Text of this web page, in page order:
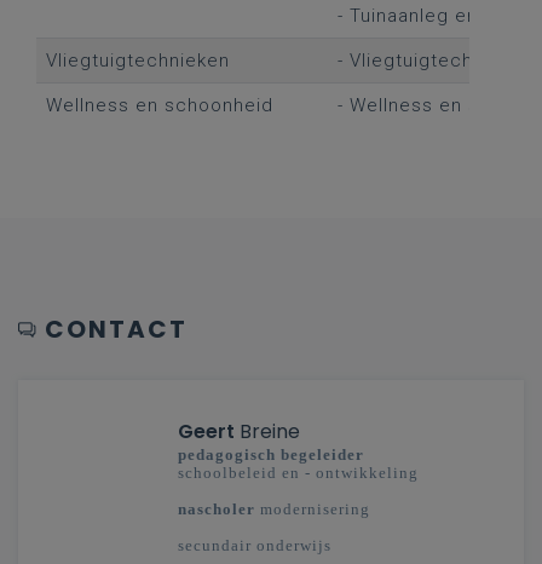
- Tuinaanleg en -
Vliegtuigtechnieken - Vliegtuigtechnieken
Wellness en schoonheid - Wellness en
CONTACT
Geert Breine
pedagogisch begeleider
schoolbeleid en - ontwikkeling
nascholer modernisering
secundair onderwijs